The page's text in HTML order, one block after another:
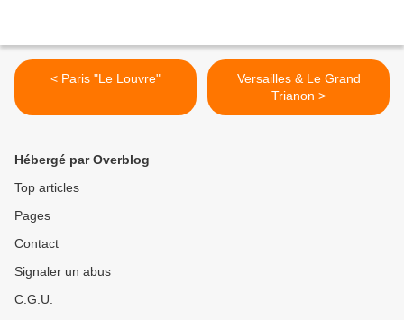
< Paris "Le Louvre"
Versailles & Le Grand
Trianon >
Hébergé par Overblog
Top articles
Pages
Contact
Signaler un abus
C.G.U.